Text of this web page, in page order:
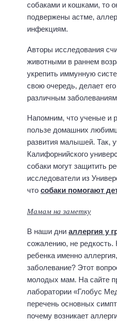
собаками и кошками, то
подвержены астме,
инфекциям.
Авторы исследования
животными в раннем
укрепить иммунную
свою очередь, делает
различным
Напомним, что ученые и
пользе домашних
развития малышей. Так,
Калифорнийского
собаки могут защитить
исследователи из
что собаки помогают
Мамам на заметку
В наши дни аллергия у
сожалению, не редкость.
ребенка именно
заболевание? Этот
молодых мам. На сайте
лаборатории «Глобус
перечень основных
почему возникает